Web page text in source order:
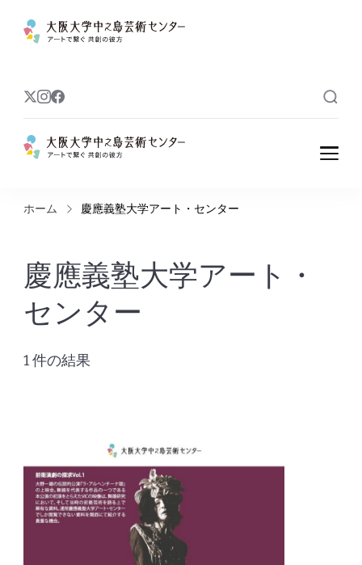
芸術センター
大阪大学中之島
芸術センター
アートで繋ぐ 共創の彼方
ホーム 慶應義塾大学アート・センター
慶應義塾大学アート・
センター
1 件の結果